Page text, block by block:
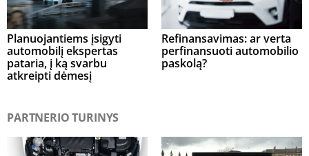
Planuojantiems įsigyti
automobilį ekspertas
pataria, į ką svarbu
atkreipti dėmesį
Refinansavimas: ar verta
perfinansuoti automobilio
paskolą?
PARTNERIO TURINYS